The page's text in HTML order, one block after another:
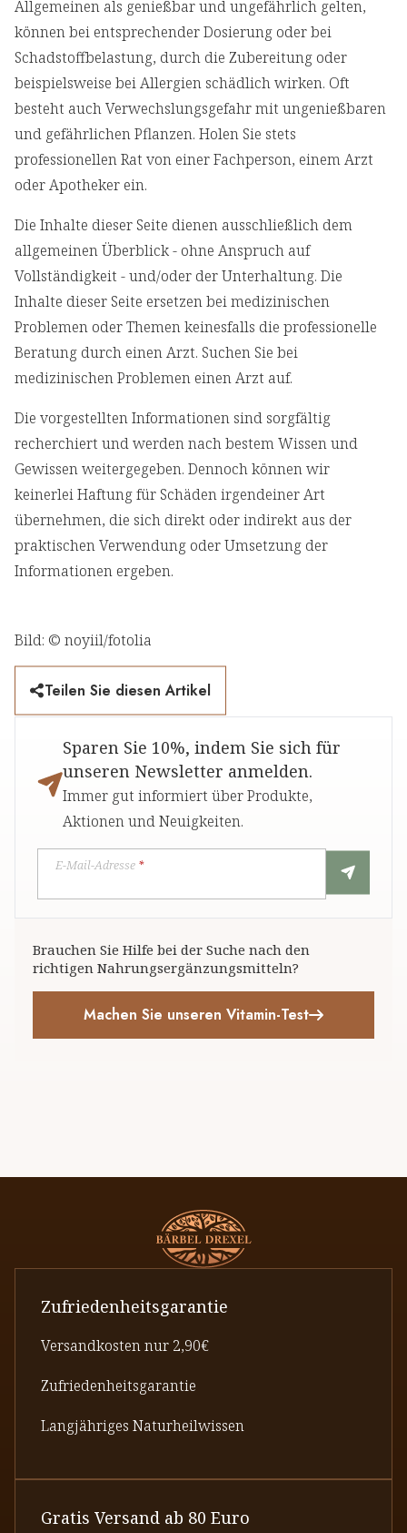
Allgemeinen als genießbar und ungefährlich gelten,
können bei entsprechender Dosierung oder bei
Schadstoffbelastung, durch die Zubereitung oder
beispielsweise bei Allergien schädlich wirken. Oft
besteht auch Verwechslungsgefahr mit ungenießbaren
und gefährlichen Pflanzen. Holen Sie stets
professionellen Rat von einer Fachperson, einem Arzt
oder Apotheker ein.
Die Inhalte dieser Seite dienen ausschließlich dem
allgemeinen Überblick - ohne Anspruch auf
Vollständigkeit - und/oder der Unterhaltung. Die
Inhalte dieser Seite ersetzen bei medizinischen
Problemen oder Themen keinesfalls die professionelle
Beratung durch einen Arzt. Suchen Sie bei
medizinischen Problemen einen Arzt auf.
Die vorgestellten Informationen sind sorgfältig
recherchiert und werden nach bestem Wissen und
Gewissen weitergegeben. Dennoch können wir
keinerlei Haftung für Schäden irgendeiner Art
übernehmen, die sich direkt oder indirekt aus der
praktischen Verwendung oder Umsetzung der
Informationen ergeben.
Bild: © noyiil/fotolia
Teilen Sie diesen Artikel
Sparen Sie 10%, indem Sie sich für
unseren Newsletter anmelden.
Immer gut informiert über Produkte,
Aktionen und Neuigkeiten.
E-Mail-Adresse *
Brauchen Sie Hilfe bei der Suche nach den
richtigen Nahrungsergänzungsmitteln?
Machen Sie unseren Vitamin-Test
Zufriedenheitsgarantie
Versandkosten nur 2,90€
Zufriedenheitsgarantie
Langjähriges Naturheilwissen
Gratis Versand ab 80 Euro